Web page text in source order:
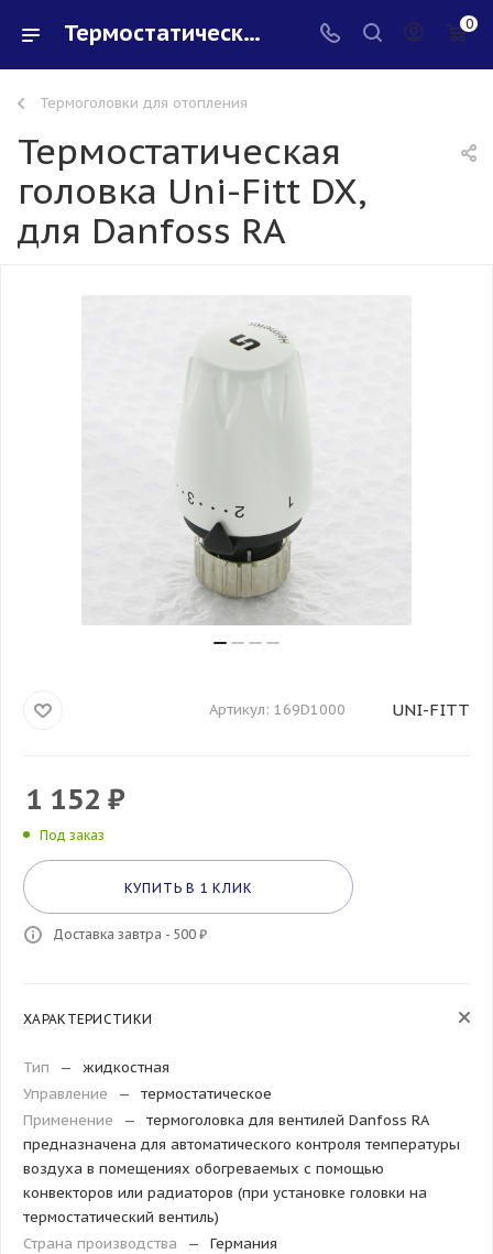
Термостатическая головка Uni-Fitt DX, для Danfoss RA - купить в интернет-магазине Santeh-svar 0
Термоголовки для отопления
Термостатическая
головка Uni-Fitt DX,
для Danfoss RA
Артикул: 169D1000 UNI-FITT
1 152 ₽
Под заказ
КУПИТЬ В 1 КЛИК
Доставка завтра - 500 ₽
ХАРАКТЕРИСТИКИ
Тип —
жидкостная
Управление
—
термостатическое
Применение
—
термоголовка для вентилей Danfoss RA
предназначена для автоматического контроля температуры
воздуха в помещениях обогреваемых с помощью
конвекторов или радиаторов (при установке головки на
термостатический вентиль)
Страна производства
—
Германия